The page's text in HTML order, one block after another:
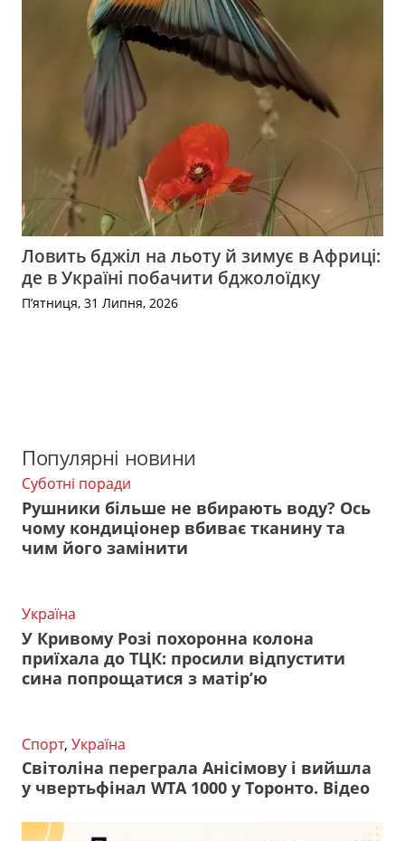
Ловить бджіл на льоту й зимує в Африці:
де в Україні побачити бджолоїдку
П’ятниця, 31 Липня, 2026
Популярні новини
Суботні поради
Рушники більше не вбирають воду? Ось
чому кондиціонер вбиває тканину та
чим його замінити
Україна
У Кривому Розі похоронна колона
приїхала до ТЦК: просили відпустити
сина попрощатися з матір’ю
Спорт, Україна
Світоліна переграла Анісімову і вийшла
у чвертьфінал WTA 1000 у Торонто. Відео